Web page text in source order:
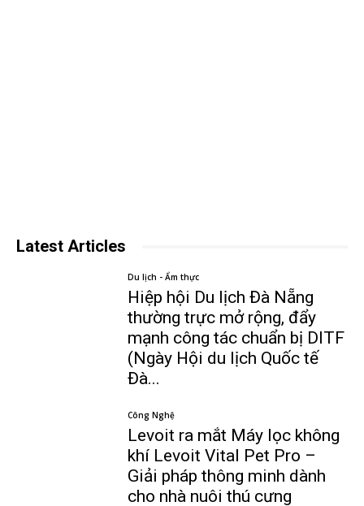
Latest Articles
Du lịch - Ẩm thực
Hiệp hội Du lịch Đà Nẵng
thường trực mở rộng, đẩy
mạnh công tác chuẩn bị DITF
(Ngày Hội du lịch Quốc tế
Đà...
Công Nghệ
Levoit ra mắt Máy lọc không
khí Levoit Vital Pet Pro –
Giải pháp thông minh dành
cho nhà nuôi thú cưng